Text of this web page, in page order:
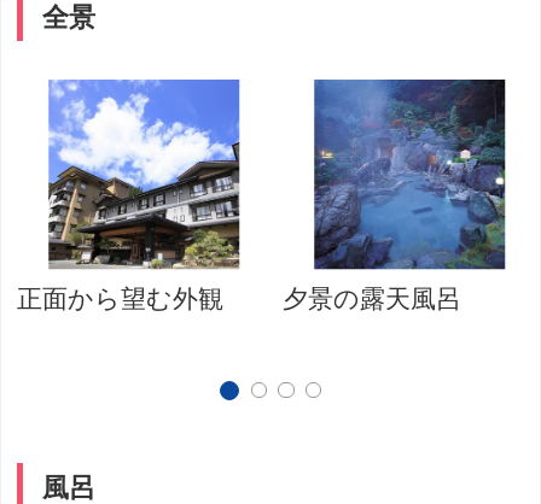
全景
正面から望む外観 夕景の露天風呂
風呂